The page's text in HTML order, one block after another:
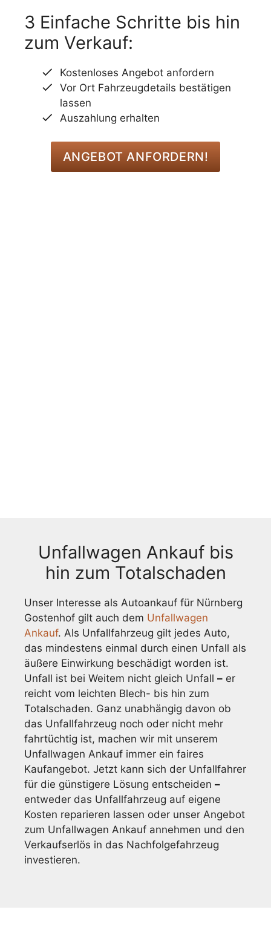
3 Einfache Schritte bis hin
zum Verkauf:
Kostenloses Angebot anfordern
Vor Ort Fahrzeugdetails bestätigen
lassen
Auszahlung erhalten
ANGEBOT ANFORDERN!
Unfallwagen Ankauf bis
hin zum Totalschaden
Unser Interesse als Autoankauf für Nürnberg
Gostenhof gilt auch dem Unfallwagen
Ankauf. Als Unfallfahrzeug gilt jedes Auto,
das mindestens einmal durch einen Unfall als
äußere Einwirkung beschädigt worden ist.
Unfall ist bei Weitem nicht gleich Unfall – er
reicht vom leichten Blech- bis hin zum
Totalschaden. Ganz unabhängig davon ob
das Unfallfahrzeug noch oder nicht mehr
fahrtüchtig ist, machen wir mit unserem
Unfallwagen Ankauf immer ein faires
Kaufangebot. Jetzt kann sich der Unfallfahrer
für die günstigere Lösung entscheiden –
entweder das Unfallfahrzeug auf eigene
Kosten reparieren lassen oder unser Angebot
zum Unfallwagen Ankauf annehmen und den
Verkaufserlös in das Nachfolgefahrzeug
investieren.